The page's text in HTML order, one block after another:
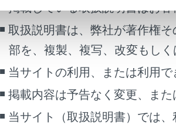
選
択
かた
は
ク
知識
お使
接続
サリ
「取
掲載している取扱説明書はお
取扱説明書は、弊社が著作権
部を、複製、複写、改変もしく
当サイトの利用、または利用
掲載内容は予告なく変更、また
当サイト（取扱説明書）では